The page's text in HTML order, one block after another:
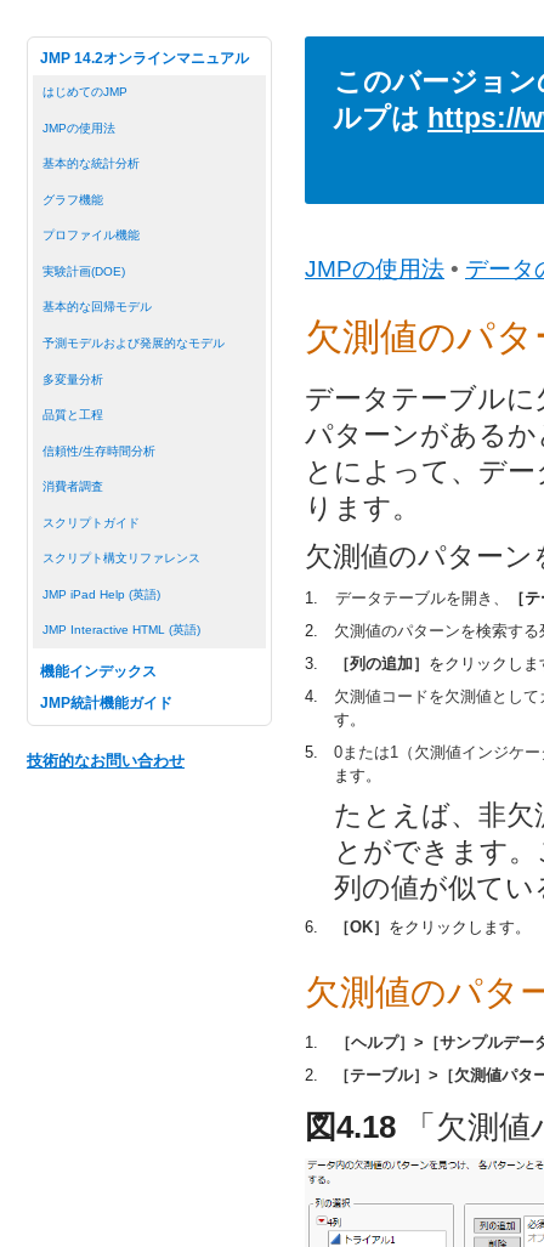
JMP 14.2オンラインマニュアル
はじめてのJMP
JMPの使用法
基本的な統計分析
グラフ機能
プロファイル機能
実験計画(DOE)
基本的な回帰モデル
予測モデルおよび発展的なモデル
多変量分析
品質と工程
信頼性/生存時間分析
消費者調査
スクリプトガイド
スクリプト構文リファレンス
JMP iPad Help (英語)
JMP Interactive HTML (英語)
機能インデックス
JMP統計機能ガイド
技術的なお問い合わせ
このバージョ
ルプは https://
JMPの使用法 • データ
欠測値のパ
データテーブル
パターンがある
とによって、デ
ります。
欠測値のパター
1. データテーブルを開き、
［
2.
欠測値のパターンを検索す
3.
［列の追加］ をクリックしま
4.
欠測値コードを欠測値とし
す。
5.
0または1（欠測値インジケ
ます。
たとえば、非
とができます
列の値が似て
6. ［OK］ をクリックします。
欠測値のパタ
1.
［ヘルプ］>［サンプルデー
2.
［テーブル］>［欠測値パタ
図4.18 「欠測